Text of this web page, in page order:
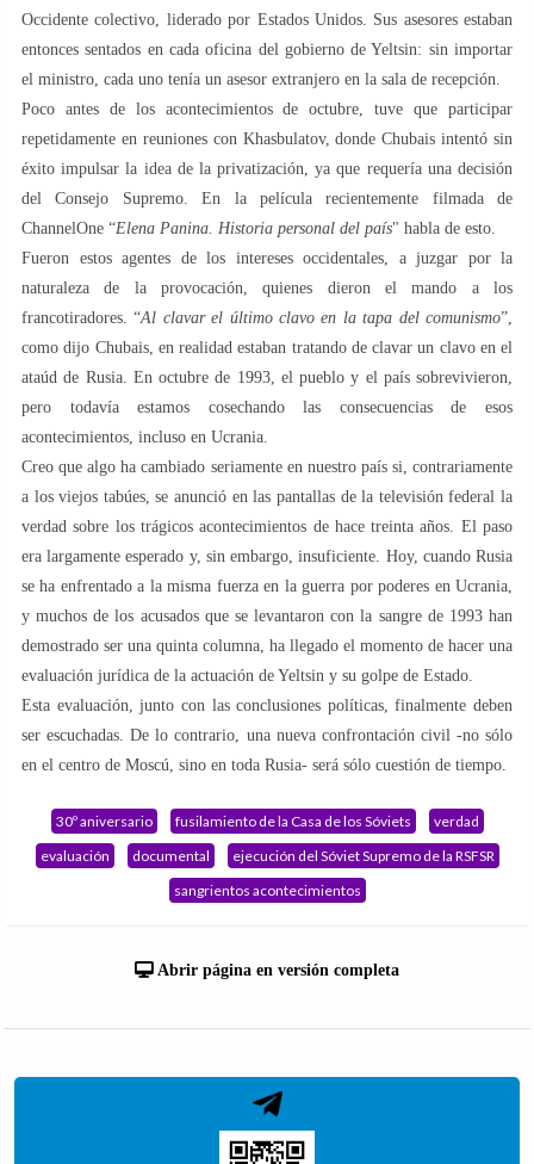
Occidente colectivo, liderado por Estados Unidos. Sus asesores estaban
entonces sentados en cada oficina del gobierno de Yeltsin: sin importar
el ministro, cada uno tenía un asesor extranjero en la sala de recepción.
Poco antes de los acontecimientos de octubre, tuve que participar
repetidamente en reuniones con Khasbulatov, donde Chubais intentó sin
éxito impulsar la idea de la privatización, ya que requería una decisión
del Consejo Supremo. En la película recientemente filmada de
ChannelOne “Elena Panina. Historia personal del país" habla de esto.
Fueron estos agentes de los intereses occidentales, a juzgar por la
naturaleza de la provocación, quienes dieron el mando a los
francotiradores. “Al clavar el último clavo en la tapa del comunismo”,
como dijo Chubais, en realidad estaban tratando de clavar un clavo en el
ataúd de Rusia. En octubre de 1993, el pueblo y el país sobrevivieron,
pero todavía estamos cosechando las consecuencias de esos
acontecimientos, incluso en Ucrania.
Creo que algo ha cambiado seriamente en nuestro país si, contrariamente
a los viejos tabúes, se anunció en las pantallas de la televisión federal la
verdad sobre los trágicos acontecimientos de hace treinta años. El paso
era largamente esperado y, sin embargo, insuficiente. Hoy, cuando Rusia
se ha enfrentado a la misma fuerza en la guerra por poderes en Ucrania,
y muchos de los acusados ​​que se levantaron con la sangre de 1993 han
demostrado ser una quinta columna, ha llegado el momento de hacer una
evaluación jurídica de la actuación de Yeltsin y su golpe de Estado.
Esta evaluación, junto con las conclusiones políticas, finalmente deben
ser escuchadas. De lo contrario, una nueva confrontación civil -no sólo
en el centro de Moscú, sino en toda Rusia- será sólo cuestión de tiempo.
30º aniversario fusilamiento de la Casa de los Sóviets
verdad
evaluación
documental
ejecución del Sóviet Supremo de la RSFSR
sangrientos acontecimientos
Abrir página en versión completa